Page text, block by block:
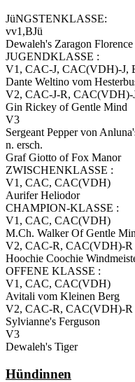
JüNGSTENKLASSE:
vv1,BJü
Dewaleh's Zaragon Florence
JUGENDKLASSE :
V1, CAC-J, CAC(VDH)-J,
Dante Weltino vom
V2, CAC-J-R, CAC(VDH)-
Gin Rickey of Gentle Mind
V3
Sergeant Pepper von
n. ersch.
Graf Giotto of Fox Manor
ZWISCHENKLASSE :
V1, CAC, CAC(VDH)
Aurifer Heliodor
CHAMPION-KLASSE :
V1, CAC, CAC(VDH)
M.Ch. Walker Of Gentle
V2, CAC-R, CAC(VDH)-R
Hoochie Coochie
OFFENE KLASSE :
V1, CAC, CAC(VDH)
Avitali vom Kleinen Berg
V2, CAC-R, CAC(VDH)-R
Sylvianne's Ferguson
V3
Dewaleh's Tiger
Hündinnen